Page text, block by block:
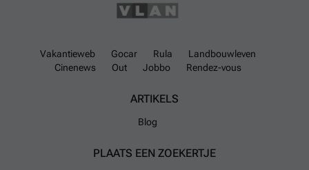
Vakantieweb Gocar Rula
Landbouwleven
Cinenews
Out Jobbo Rendez-vous
ARTIKELS
Blog
PLAATS EEN ZOEKERTJE